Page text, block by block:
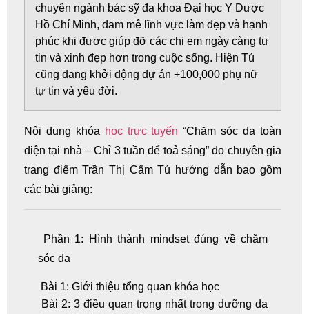
chuyên ngành bác sỹ đa khoa Đại học Y Dược
Hồ Chí Minh, đam mê lĩnh vực làm đẹp và hạnh
phúc khi được giúp đỡ các chị em ngày càng tự
tin và xinh đẹp hơn trong cuộc sống. Hiện Tú
cũng đang khởi động dự án +100,000 phụ nữ
tự tin và yêu đời.
Nội dung khóa học trực tuyến “Chăm sóc da toàn
diện tại nhà – Chỉ 3 tuần để toả sáng” do chuyên gia
trang điểm Trần Thị Cẩm Tú hướng dẫn bao gồm
các bài giảng:
Phần 1: Hình thành mindset đúng về chăm
sóc da
Bài 1: Giới thiệu tổng quan khóa học
Bài 2: 3 điều quan trọng nhất trong dưỡng da